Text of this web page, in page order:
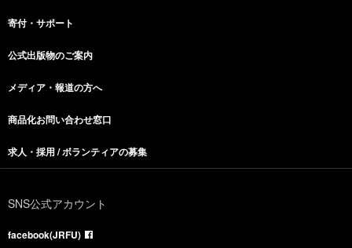
寄付・サポート
公式出版物のご案内
メディア・報道の方へ
商品化お問い合わせ窓口
求人・採用 / ボランティアの募集
SNS公式アカウント
facebook(JRFU)